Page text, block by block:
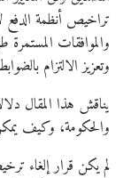
تراخيص أنظمة الدفع
والموافقات
وتعزيز الالتزام
يناقش هذا المقال
والحكومة، وكيف
لم يكن قرار إلغاء